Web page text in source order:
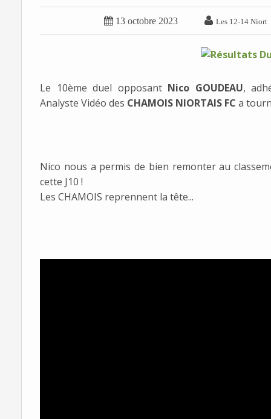
 13 octobre 2023  Les 12-14 Niort
Le 10ème duel opposant Nico GOUDEAU,
Analyste Vidéo des CHAMOIS NIORTAIS FC a
Nico nous a permis de bien remonter au
cette J10 !
Les CHAMOIS reprennent la tête...